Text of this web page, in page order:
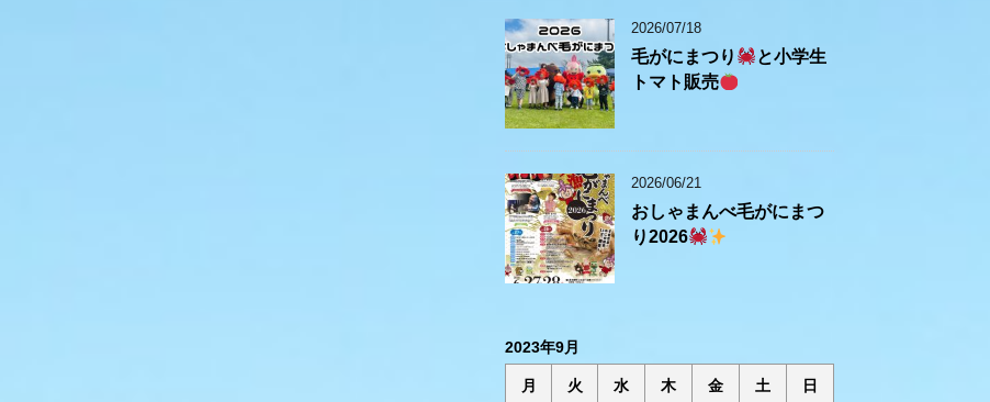
2026/07/18
毛がにまつり
と小学生
トマト販売
2026/06/21
おしゃまんべ毛がにまつ
り2026
2023年9月
月 火 水 木 金 土 日